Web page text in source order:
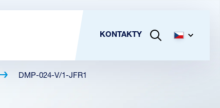
KONTAKTY
DMP-024-V/1-JFR1